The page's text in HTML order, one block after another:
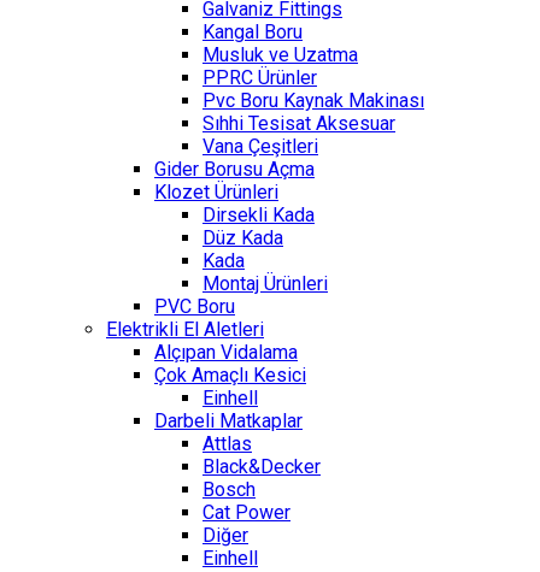
Galvaniz Fittings
Kangal Boru
Musluk ve Uzatma
PPRC Ürünler
Pvc Boru Kaynak Makinası
Sıhhi Tesisat Aksesuar
Vana Çeşitleri
Gider Borusu Açma
Klozet Ürünleri
Dirsekli Kada
Düz Kada
Kada
Montaj Ürünleri
PVC Boru
Elektrikli El Aletleri
Alçıpan Vidalama
Çok Amaçlı Kesici
Einhell
Darbeli Matkaplar
Attlas
Black&Decker
Bosch
Cat Power
Diğer
Einhell